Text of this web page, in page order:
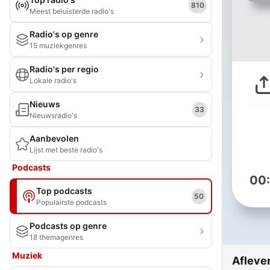
Meest beluisterde radio's
810
Radio's op genre
15 muziekgenres
Radio's per regio
Lokale radio's
Nieuws
Nieuwsradio's
33
Aanbevolen
Lijst met beste radio's
Podcasts
Top podcasts
Populairste podcasts
50
Podcasts op genre
18 themagenres
Muziek